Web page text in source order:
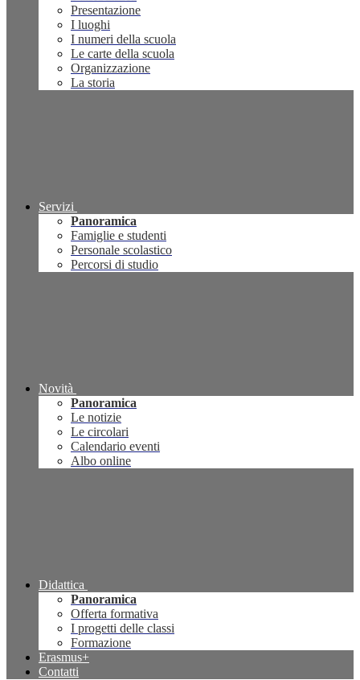
Presentazione
I luoghi
I numeri della scuola
Le carte della scuola
Organizzazione
La storia
Servizi
Panoramica
Famiglie e studenti
Personale scolastico
Percorsi di studio
Novità
Panoramica
Le notizie
Le circolari
Calendario eventi
Albo online
Didattica
Panoramica
Offerta formativa
I progetti delle classi
Formazione
Erasmus+
Contatti